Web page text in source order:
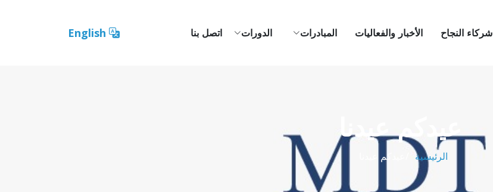
شركاء النجاح الأخبار والفعاليات المبادرات الدورات اتصل بنا English
عيدكم عيدنا
الرئيسية عيدكم عيدنا